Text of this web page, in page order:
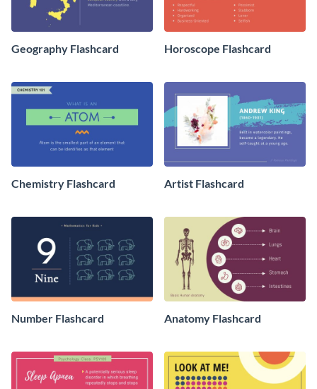
Geography Flashcard Horoscope Flashcard
Chemistry Flashcard Artist Flashcard
Number Flashcard Anatomy Flashcard